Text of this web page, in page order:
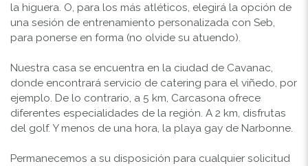
la higuera. O, para los más atléticos, elegirá la opción de
una sesión de entrenamiento personalizada con Seb,
para ponerse en forma (no olvide su atuendo).
Nuestra casa se encuentra en la ciudad de Cavanac,
donde encontrará servicio de catering para el viñedo, por
ejemplo. De lo contrario, a 5 km, Carcasona ofrece
diferentes especialidades de la región. A 2 km, disfrutas
del golf. Y menos de una hora, la playa gay de Narbonne.
Permanecemos a su disposición para cualquier solicitud